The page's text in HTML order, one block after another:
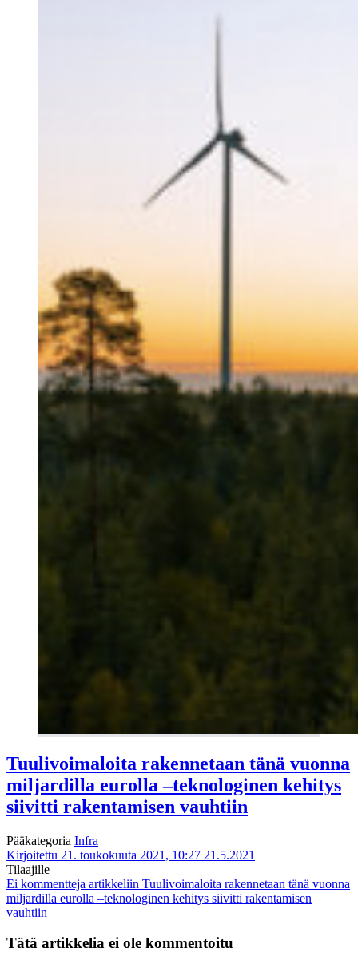
Tuulivoimaloita rakennetaan tänä vuonna
miljardilla eurolla –teknologinen kehitys
siivitti rakentamisen vauhtiin
Pääkategoria Infra
Kirjoitettu 21. toukokuuta 2021, 10:27 21.5.2021
Tilaajille
Ei kommentteja artikkeliin Tuulivoimaloita rakennetaan tänä vuonna
miljardilla eurolla –teknologinen kehitys siivitti rakentamisen
vauhtiin
Tätä artikkelia ei ole kommentoitu